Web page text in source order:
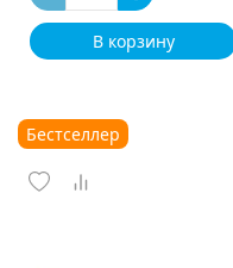
В корзину
Бестселлер